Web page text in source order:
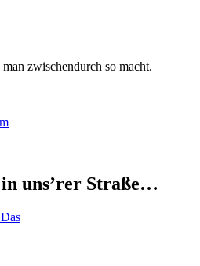
zwischendurch so macht.
uns’rer Straße…